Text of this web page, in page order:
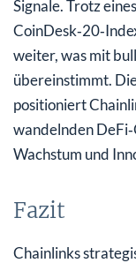
Signale. Trotz
weiter, was mit
übereinstimmt.
positioniert
wandelnden
Wachstum und
Fazit
Chainlinks